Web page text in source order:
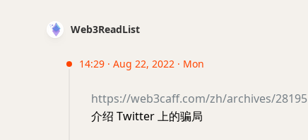
Web3ReadList
14:29 · Aug 22, 2022 · Mon
https://web3caff.com/zh/archives/28195
介绍 Twitter 上的骗局